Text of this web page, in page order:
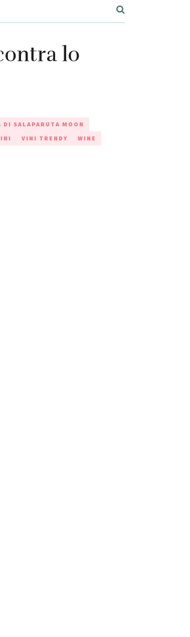
lo
DI SALAPARUTA MOON
VINI TRENDY WINE